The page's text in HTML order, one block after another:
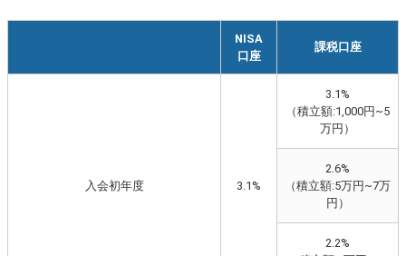
NISA
口座
課税口座
入会初年度 3.1%
3.1%
（積立額:1,000円~5
万円）
2.6%
（積立額:5万円~7万
円）
2.2%